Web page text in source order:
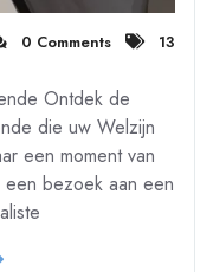
0 Comments
13
Ontdek de
die uw Welzijn
een moment van
bezoek aan een